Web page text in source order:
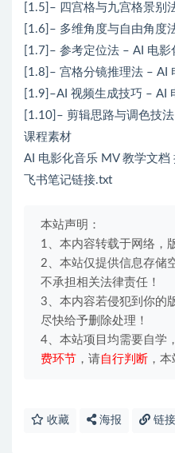
[1.5]– 四宫格与九宫格景别
[1.6]– 多维角度与自由角度
[1.7]– 参考定位法 – AI 电
[1.8]– 宫格分镜推理法 – AI
[1.9]–AI 视频生成技巧 – AI
[1.10]– 剪辑思路与调色技
课程素材
AI 电影化音乐 MV 教学文档
飞书笔记链接.txt
本站声明：
1、本内容转载于网络，
2、本站仅提供信息存储
不承担相关法律责任！
3、本内容若侵犯到你的
尽快给予删除处理！
4、本站项目均需要自学
费环节 ，请自行判断 ，
收藏 海报 链接